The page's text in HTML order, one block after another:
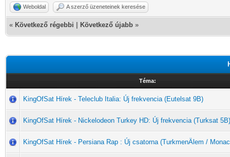
Weboldal A szerző üzeneteinek keresése
« Következő régebbi Következő újabb »
Téma:
KingOfSat Hírek - Teleclub Italia: Új frekvencia (Eutelsat 9B)
KingOfSat Hírek - Nickelodeon Turkey HD: Új frekvencia (Turksat 5B)
KingOfSat Hírek - Persiana Rap : Új csatorna (TurkmenÄlem /